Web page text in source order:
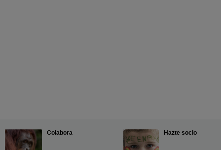
Colabora Hazte socio